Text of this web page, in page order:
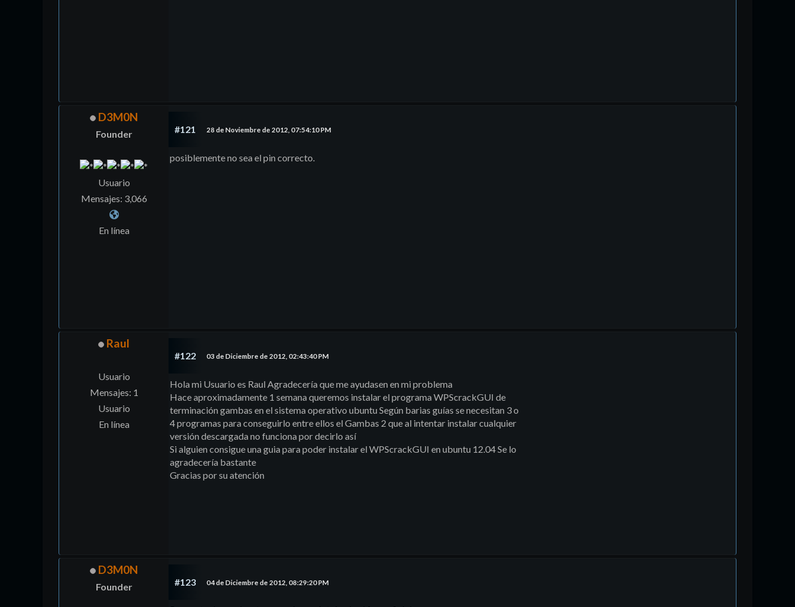
D3M0N
Founder
Usuario
Mensajes: 3,066
En línea
#121 28 de Noviembre de 2012, 07:54:10 PM
posiblemente no sea el pin correcto.
Raul
Usuario
Mensajes: 1
Usuario
En línea
#122 03 de Diciembre de 2012, 02:43:40 PM
Hola mi Usuario es Raul Agradecería que me ayudasen en mi problema
Hace aproximadamente 1 semana queremos instalar el programa WPScrackGUI de
terminación gambas en el sistema operativo ubuntu Según barias guías se necesitan 3 o
4 programas para conseguirlo entre ellos el Gambas 2 que al intentar instalar cualquier
versión descargada no funciona por decirlo así
Si alguien consigue una guia para poder instalar el WPScrackGUI en ubuntu 12.04 Se lo
agradecería bastante
Gracias por su atención
D3M0N
Founder #123 04 de Diciembre de 2012, 08:29:20 PM